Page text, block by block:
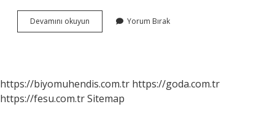
Devamını okuyun
Eti
Yorum Bırak
https://biyomuhendis.com.tr https://goda.com.tr
https://fesu.com.trSitemap